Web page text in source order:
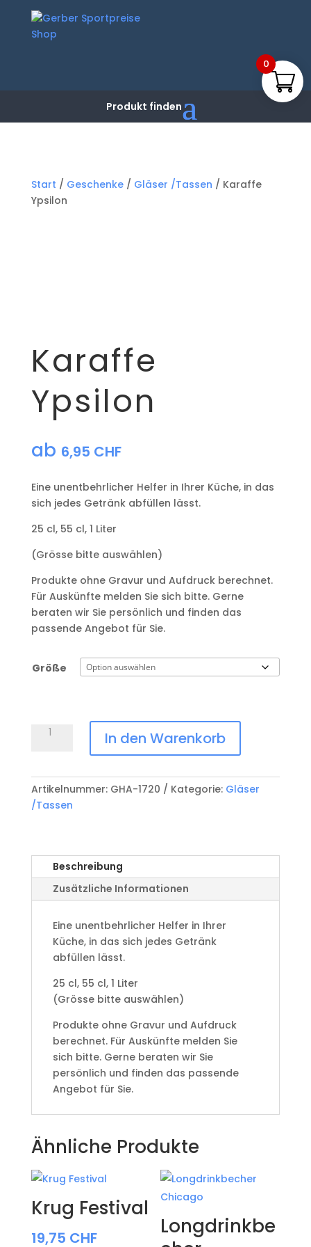
Start / Geschenke/ Gläser /Tassen / Karaffe
Ypsilon
Karaffe
Ypsilon
ab 6,95 CHF
Eine unentbehrlicher Helfer in Ihrer Küche, in das
sich jedes Getränk abfüllen lässt.
25 cl, 55 cl, 1 Liter
(Grösse bitte auswählen)
Produkte ohne Gravur und Aufdruck berechnet.
Für Auskünfte melden Sie sich bitte. Gerne
beraten wir Sie persönlich und finden das
passende Angebot für Sie.
Größe
Karaffe
In den Warenkorb
Artikelnummer: GHA-1720 Kategorie: Gläser
/Tassen
Beschreibung
Zusätzliche Informationen
Eine unentbehrlicher Helfer in Ihrer
Küche, in das sich jedes Getränk
abfüllen lässt.
25 cl, 55 cl, 1 Liter
(Grösse bitte auswählen)
Produkte ohne Gravur und Aufdruck
berechnet. Für Auskünfte melden Sie
sich bitte. Gerne beraten wir Sie
persönlich und finden das passende
Angebot für Sie.
Ähnliche Produkte
Krug Festival
19,75 CHF
Longdrinkbe
0